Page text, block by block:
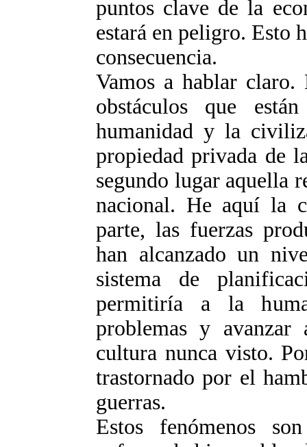
puntos clave de la
estará en peligro. Esto
consecuencia.
Vamos a hablar
obstáculos que
humanidad y la
propiedad privada de
segundo lugar aquella
nacional. He aquí la
parte, las fuerzas
han alcanzado un
sistema de
permitiría a la
problemas y
cultura nunca visto.
trastornado por el
guerras.
Estos fenómenos